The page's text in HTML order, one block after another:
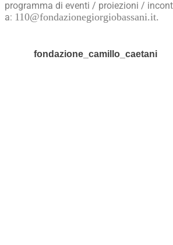
programma di eventi / proiezioni /
a: 110@fondazionegiorgiobassani.it.
fondazione_camillo_caetani